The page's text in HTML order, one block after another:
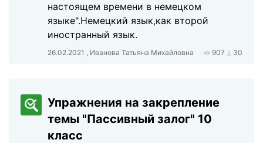
настоящем времени в немецком
языке".Немецкий язык,как второй
иностранный язык.
26.02.2021 , Иванова Татьяна Михайловна 907 30
Упражнения на закрепление
темы "Пассивный залог" 10
класс